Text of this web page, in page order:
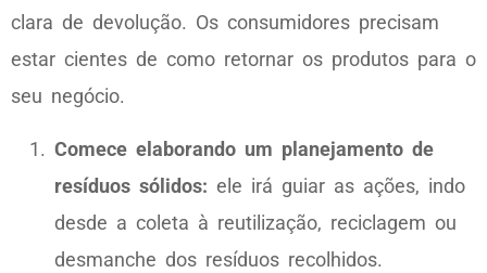
clara de devolução. Os consumidores precisam
estar cientes de como retornar os produtos para o
seu negócio.
Comece elaborando um planejamento de
resíduos sólidos: ele irá guiar as ações, indo
desde a coleta à reutilização, reciclagem ou
desmanche dos resíduos recolhidos.